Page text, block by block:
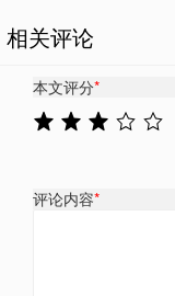
相关评论
本文评分*
评论内容*